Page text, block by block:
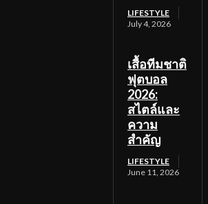
LIFESTYLE
July 4, 2026
เสื้อทีมชาติ
ฟุตบอล
2026:
สไตล์และ
ความ
สำคัญ
LIFESTYLE
June 11, 2026